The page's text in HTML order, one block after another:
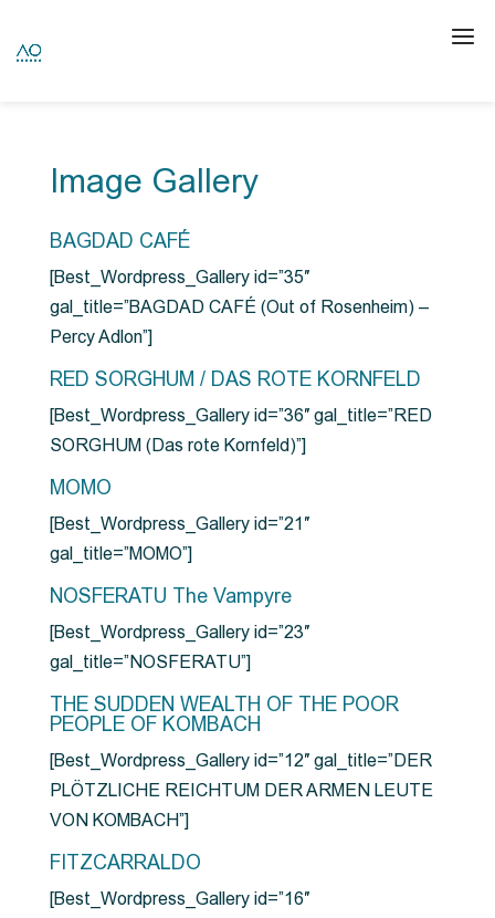
Image Gallery
BAGDAD CAFÉ
[Best_Wordpress_Gallery id=”35″
gal_title=”BAGDAD CAFÉ (Out of Rosenheim) –
Percy Adlon”]
RED SORGHUM / DAS ROTE KORNFELD
[Best_Wordpress_Gallery id=”36″ gal_title=”RED
SORGHUM (Das rote Kornfeld)”]
MOMO
[Best_Wordpress_Gallery id=”21″
gal_title=”MOMO”]
NOSFERATU The Vampyre
[Best_Wordpress_Gallery id=”23″
gal_title=”NOSFERATU”]
THE SUDDEN WEALTH OF THE POOR
PEOPLE OF KOMBACH
[Best_Wordpress_Gallery id=”12″ gal_title=”DER
PLÖTZLICHE REICHTUM DER ARMEN LEUTE
VON KOMBACH”]
FITZCARRALDO
[Best_Wordpress_Gallery id=”16″